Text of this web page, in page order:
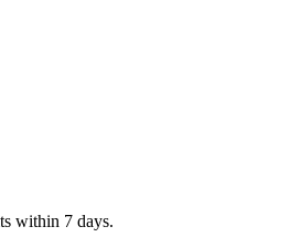
within 7 days.